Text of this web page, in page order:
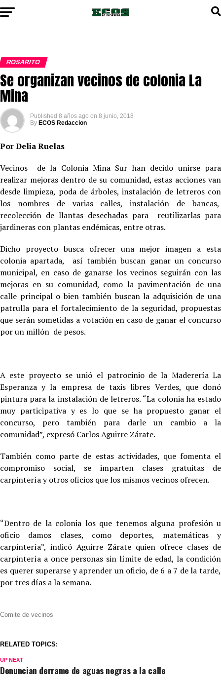
ROSARITO
Se organizan vecinos de colonia La
Mina
Published 8 años ago on 8 junio, 2018
By ECOS Redaccion
Por Delia Ruelas
Vecinos de la Colonia Mina Sur han decido unirse para
realizar mejoras dentro de su comunidad, estas acciones van
desde limpieza, poda de árboles, instalación de letreros con
los nombres de varias calles, instalación de bancas,
recolección de llantas desechadas para reutilizarlas para
jardineras con plantas endémicas, entre otras.
Dicho proyecto busca ofrecer una mejor imagen a esta
colonia apartada, así también buscan ganar un concurso
municipal, en caso de ganarse los vecinos seguirán con las
mejoras en su comunidad, como la pavimentación de una
calle principal o bien también buscan la adquisición de una
patrulla para el fortalecimiento de la seguridad, propuestas
que serán sometidas a votación en caso de ganar el concurso
por un millón de pesos.
A este proyecto se unió el patrocinio de la Maderería La
Esperanza y la empresa de taxis libres Verdes, que donó
pintura para la instalación de letreros. “La colonia ha estado
muy participativa y es lo que se ha propuesto ganar el
concurso, pero también para darle un cambio a la
comunidad”, expresó Carlos Aguirre Zárate.
También como parte de estas actividades, que fomenta el
compromiso social, se imparten clases gratuitas de
carpintería y otros oficios que los mismos vecinos ofrecen.
“Dentro de la colonia los que tenemos alguna profesión u
oficio damos clases, como deportes, matemáticas y
carpintería”, indicó Aguirre Zárate quien ofrece clases de
carpintería a once personas sin límite de edad, la condición
es querer superarse y aprender un oficio, de 6 a 7 de la tarde,
por tres días a la semana.
Comite de vecinos
RELATED TOPICS:
UP NEXT
Denuncian derrame de aguas negras a la calle